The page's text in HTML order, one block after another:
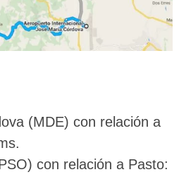
(MDE) con relación a
con relación a Pasto: